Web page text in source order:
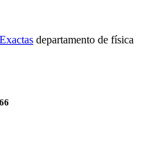
Exactas departamento de física